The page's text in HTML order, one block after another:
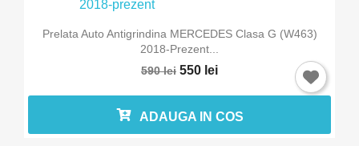
Prelata Auto Antigrindina MERCEDES Clasa G (W463)
2018-Prezent...
590 lei 550 lei
ADAUGA IN COS